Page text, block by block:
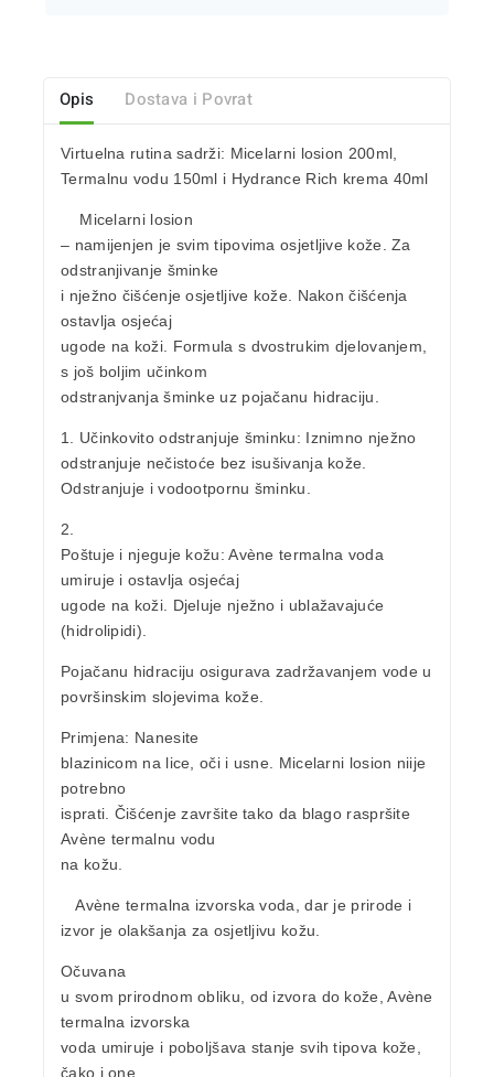
Opis Dostava i Povrat
Virtuelna rutina sadrži: Micelarni losion 200ml,
Termalnu vodu 150ml i Hydrance Rich krema 40ml
Micelarni losion
– namijenjen je svim tipovima osjetljive kože. Za
odstranjivanje šminke
i nježno čišćenje osjetljive kože. Nakon čišćenja
ostavlja osjećaj
ugode na koži. Formula s dvostrukim djelovanjem,
s još boljim učinkom
odstranjvanja šminke uz pojačanu hidraciju.
1. Učinkovito odstranjuje šminku: Iznimno nježno
odstranjuje nečistoće bez isušivanja kože.
Odstranjuje i vodootpornu šminku.
2.
Poštuje i njeguje kožu: Avène termalna voda
umiruje i ostavlja osjećaj
ugode na koži. Djeluje nježno i ublažavajuće
(hidrolipidi).
Pojačanu hidraciju osigurava zadržavanjem vode u
površinskim slojevima kože.
Primjena: Nanesite
blazinicom na lice, oči i usne. Micelarni losion niije
potrebno
isprati. Čišćenje završite tako da blago raspršite
Avène termalnu vodu
na kožu.
Avène termalna izvorska voda
, dar je prirode i
izvor je olakšanja za osjetljivu kožu.
Očuvana
u svom prirodnom obliku, od izvora do kože, Avène
termalna izvorska
voda umiruje i poboljšava stanje svih tipova kože,
čako i one